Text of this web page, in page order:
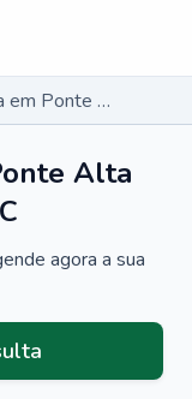
Dermatologista em Ponte Alta do Norte - SC
Alta
agora a sua